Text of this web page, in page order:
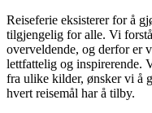
Reiseferie eksisterer for å
tilgjengelig for alle. Vi
overveldende, og derfor er
lettfattelig og inspirerende.
fra ulike kilder, ønsker vi å
hvert reisemål har å tilby.